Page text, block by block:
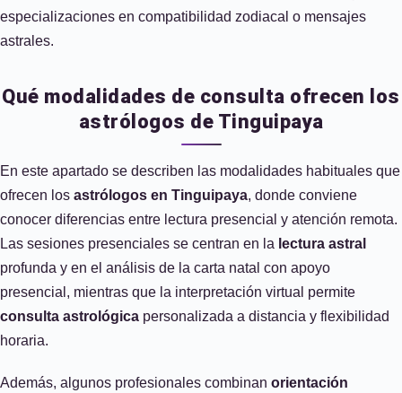
especializaciones en compatibilidad zodiacal o mensajes
astrales.
Qué modalidades de consulta ofrecen los
astrólogos de Tinguipaya
En este apartado se describen las modalidades habituales que
ofrecen los astrólogos en Tinguipaya, donde conviene
conocer diferencias entre lectura presencial y atención remota.
Las sesiones presenciales se centran en la lectura astral
profunda y en el análisis de la carta natal con apoyo
presencial, mientras que la interpretación virtual permite
consulta astrológica personalizada a distancia y flexibilidad
horaria.
Además, algunos profesionales combinan orientación